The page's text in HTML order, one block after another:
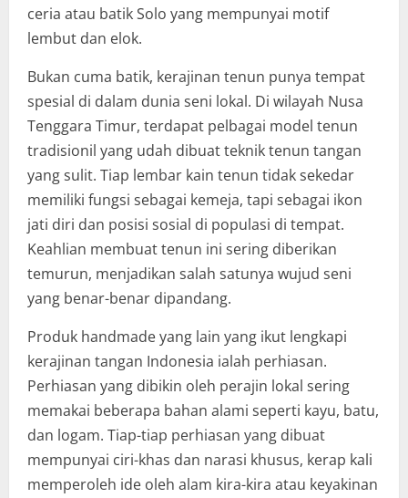
ceria atau batik Solo yang mempunyai motif
lembut dan elok.
Bukan cuma batik, kerajinan tenun punya tempat
spesial di dalam dunia seni lokal. Di wilayah Nusa
Tenggara Timur, terdapat pelbagai model tenun
tradisionil yang udah dibuat teknik tenun tangan
yang sulit. Tiap lembar kain tenun tidak sekedar
memiliki fungsi sebagai kemeja, tapi sebagai ikon
jati diri dan posisi sosial di populasi di tempat.
Keahlian membuat tenun ini sering diberikan
temurun, menjadikan salah satunya wujud seni
yang benar-benar dipandang.
Produk handmade yang lain yang ikut lengkapi
kerajinan tangan Indonesia ialah perhiasan.
Perhiasan yang dibikin oleh perajin lokal sering
memakai beberapa bahan alami seperti kayu, batu,
dan logam. Tiap-tiap perhiasan yang dibuat
mempunyai ciri-khas dan narasi khusus, kerap kali
memperoleh ide oleh alam kira-kira atau keyakinan